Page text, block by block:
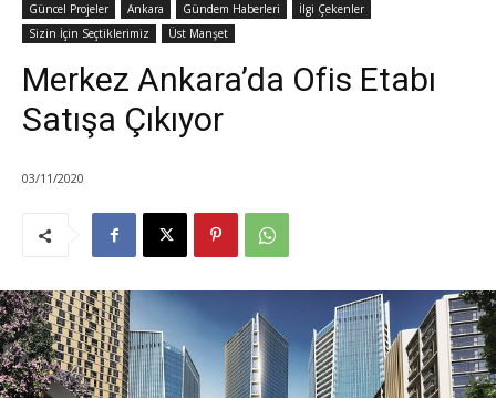
Güncel Projeler Ankara Gündem Haberleri
İlgi Çekenler
Sizin İçin Seçtiklerimiz
Üst Manşet
Merkez Ankara’da Ofis Etabı
Satışa Çıkıyor
03/11/2020